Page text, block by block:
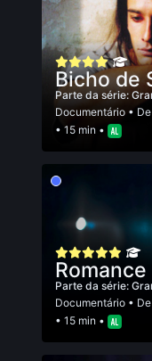
Bicho de
Parte da série:
Documentário • De
• 15 min •
Parte da série:
Documentário • De
• 15 min •